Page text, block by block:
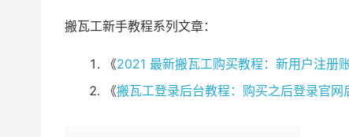
搬瓦工新手教程系列文章：
《2021 最新搬瓦工购买教程：新用户注册
《搬瓦工登录后台教程：购买之后登录官